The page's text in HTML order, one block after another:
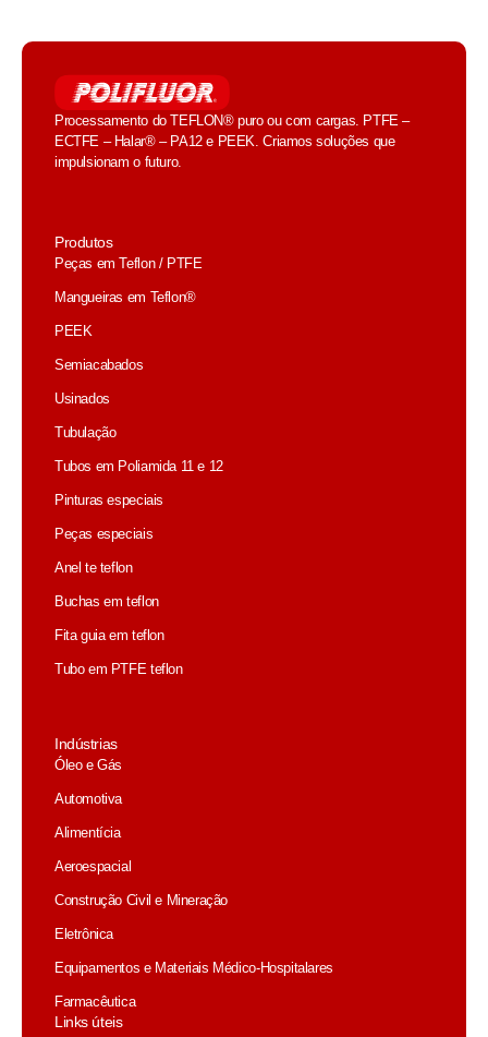
Processamento do TEFLON® puro ou com cargas. PTFE –
ECTFE – Halar® – PA12 e PEEK. Criamos soluções que
impulsionam o futuro.
Produtos
Peças em Teflon / PTFE
Mangueiras em Teflon®
PEEK
Semiacabados
Usinados
Tubulação
Tubos em Poliamida 11 e 12
Pinturas especiais
Peças especiais
Anel te teflon
Buchas em teflon
Fita guia em teflon
Tubo em PTFE teflon
Indústrias
Óleo e Gás
Automotiva
Alimentícia
Aeroespacial
Construção Civil e Mineração
Eletrônica
Equipamentos e Materiais Médico-Hospitalares
Farmacêutica
Links úteis